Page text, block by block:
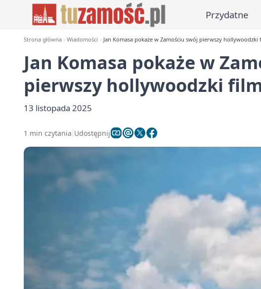
Przydatne
Strona główna Wiadomości Jan Komasa pokaże w Zamościu swój pierwszy hollywoodzki
Jan Komasa pokaże w
pierwszy hollywoodzki
13 listopada 2025
1 min czytania Udostępnij